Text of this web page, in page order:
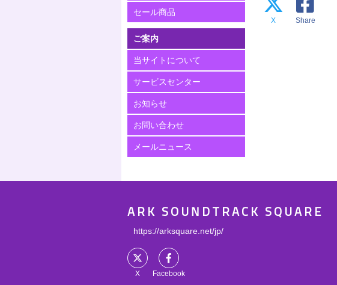
セール商品
ご案内
当サイトについて
サービスセンター
お知らせ
お問い合わせ
メールニュース
X Share
ARK SOUNDTRACK SQUARE
https://arksquare.net/jp/
X Facebook